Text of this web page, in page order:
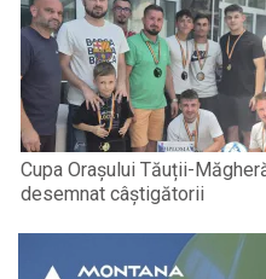
Cupa Orașului Tăuții-
desemnat câștigătorii